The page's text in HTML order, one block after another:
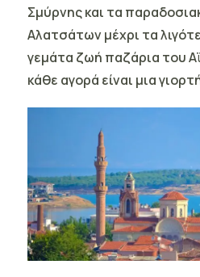
Σμύρνης και τα
Αλατσάτων μέχρι τα
γεμάτα ζωή παζάρια του
κάθε αγορά είναι μια